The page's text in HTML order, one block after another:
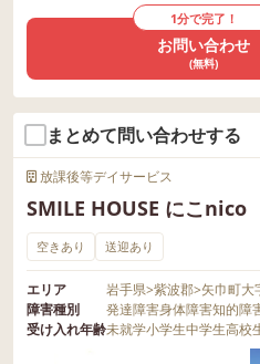
1分で完了！
お問い合わせ
(無料)
まとめて問い合わせする
放課後等デイサービス
SMILE HOUSE にこnico
空きあり 送迎あり
エリア 岩手県>紫波郡>矢巾町大
障害種別
発達障害身体障害知的障
受け入れ年齢未就学小学生中学生高校